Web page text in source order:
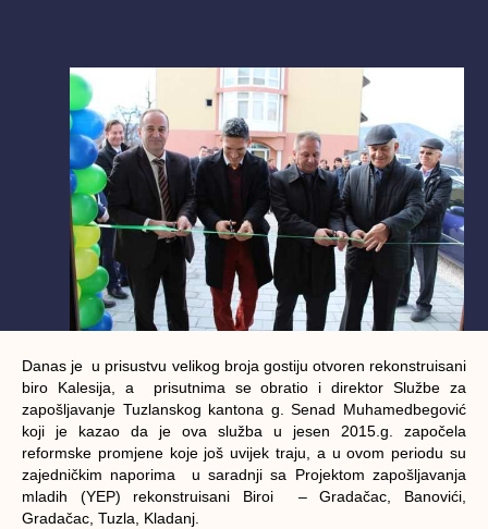
Danas je u prisustvu velikog broja gostiju otvoren rekonstruisani
biro Kalesija, a prisutnima se obratio i direktor Službe za
zapošljavanje Tuzlanskog kantona g. Senad Muhamedbegović
koji je kazao da je ova služba u jesen 2015.g. započela
reformske promjene koje još uvijek traju, a u ovom periodu su
zajedničkim naporima u saradnji sa Projektom zapošljavanja
mladih (YEP) rekonstruisani Biroi – Gradačac, Banovići,
Gradačac, Tuzla, Kladanj.